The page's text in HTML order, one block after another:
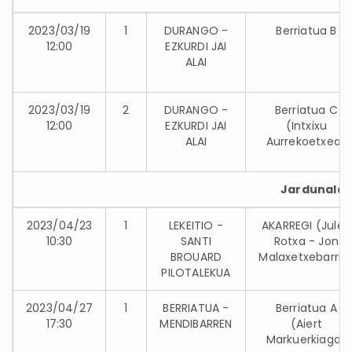
2023/03/19
12:00
1
DURANGO -
EZKURDI JAI
ALAI
Berriatua B
2023/03/19
12:00
2
DURANGO -
EZKURDI JAI
ALAI
Berriatua C
(Intxixu
Aurrekoetxea)
2023/04/23
10:30
1
LEKEITIO -
SANTI
BROUARD
PILOTALEKUA
AKARREGI (Julen
Rotxa - Jon
2023/04/27
17:30
1
BERRIATUA -
MENDIBARREN
Berriatua A
(Aiert
Markuerkiaga)